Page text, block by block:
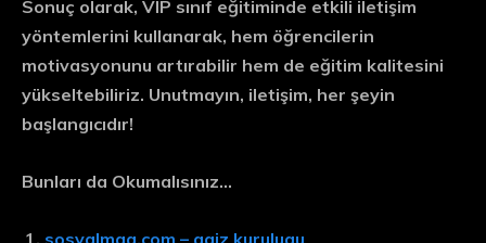
Sonuç olarak, VIP sınıf eğitiminde etkili iletişim
yöntemlerini kullanarak, hem öğrencilerin
motivasyonunu artırabilir hem de eğitim kalitesini
yükseltebiliriz. Unutmayın, iletişim, her şeyin
başlangıcıdır!
Bunları da Okumalısınız…
sosyalmag.com – agiz kurulugu